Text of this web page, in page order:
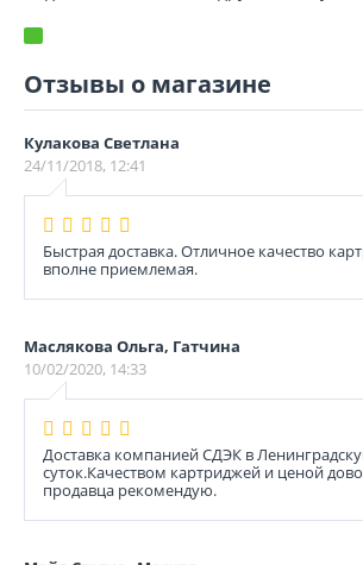
Отзывы о магазине
Кулакова Светлана
24/11/2018, 12:41
Быстрая доставка. Отличное качество
вполне приемлемая.
Маслякова Ольга, Гатчина
10/02/2020, 14:33
Доставка компанией СДЭК в
суток.Качеством картриджей и ценой
продавца рекомендую.